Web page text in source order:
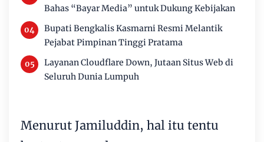
Bahas “Bayar Media” untuk Dukung Kebijakan
Bupati Bengkalis Kasmarni Resmi Melantik
Pejabat Pimpinan Tinggi Pratama
Layanan Cloudflare Down, Jutaan Situs Web di
Seluruh Dunia Lumpuh
Menurut Jamiluddin, hal itu tentu